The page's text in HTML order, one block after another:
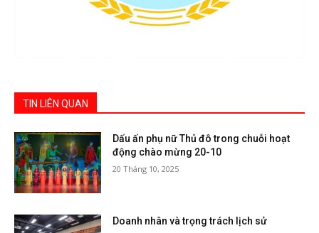
TIN LIÊN QUAN
Dấu ấn phụ nữ Thủ đô trong chuỗi hoạt
động chào mừng 20-10
20 Tháng 10, 2025
Doanh nhân và trọng trách lịch sử